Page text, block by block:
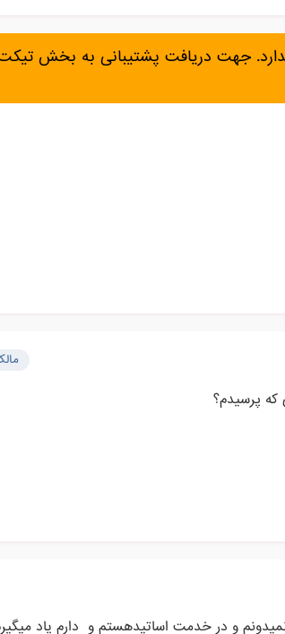
جهت دریافت پشتیبانی به بخش
که پرسیدم؟
و در خدمت اساتیدهستم و دارم یاد